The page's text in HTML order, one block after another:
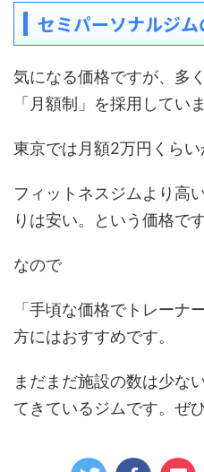
セミパーソナルジム
気になる価格ですが、多
「月額制」を採用していま
東京では月額2万円くらい
フィットネスジムより高
りは安い。という価格です
なので
「手頃な価格でトレーナ
方にはおすすめです。
まだまだ施設の数は少な
てきているジムです。ぜ